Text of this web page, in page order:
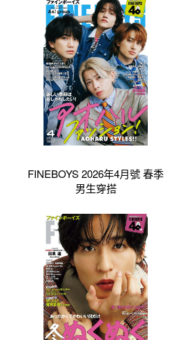
FINEBOYS 2026年4月號 春季
男生穿搭